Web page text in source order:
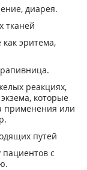
диарея.
тканей
эритема,
реакциях,
которые
применения или
путей
с